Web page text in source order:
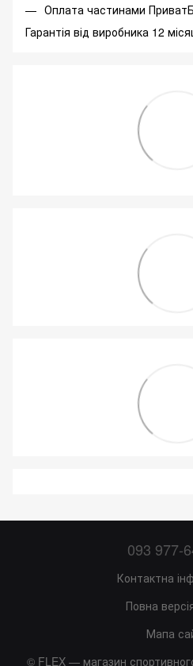
Оплата частинами
Гарантія від виробника 12
093 977-
Контактна
Повна
Мапа
© FLEX — магазин